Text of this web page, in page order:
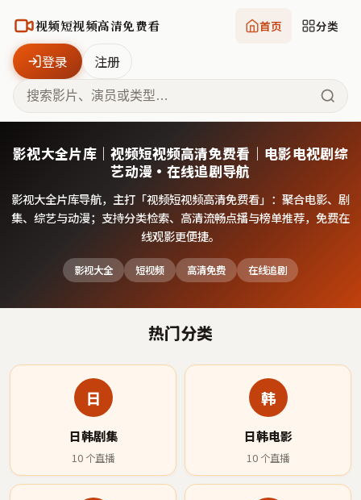
视频短视频高清免费看 首页 分类
登录 注册
影视大全片库｜视频短视频高清免费看｜电影电视剧综
艺动漫·在线追剧导航
影视大全片库导航，主打「视频短视频高清免费看」：聚合电影、剧
集、综艺与动漫；支持分类检索、高清流畅点播与榜单推荐，免费在
线观影更便捷。
影视大全 短视频 高清免费 在线追剧
热门分类
日
日韩剧集
10 个直播
韩
日韩电影
10 个直播